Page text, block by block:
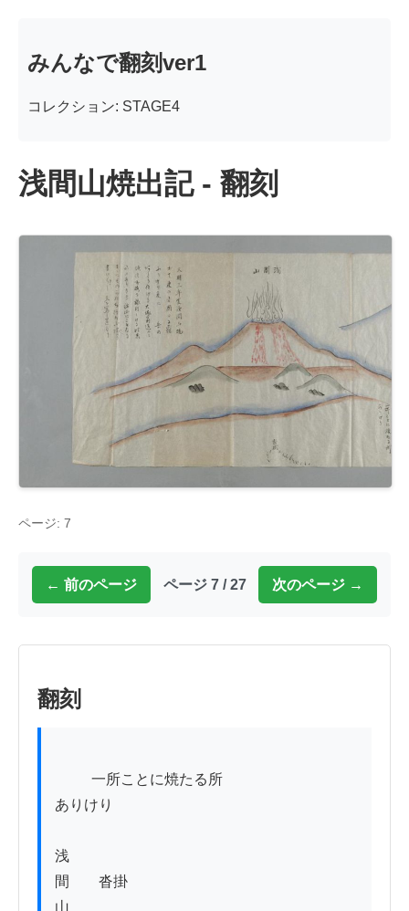
みんなで翻刻ver1
コレクション: STAGE4
浅間山焼出記 - 翻刻
ページ: 7
← 前のページ ページ 7 / 27 次のページ →
翻刻
ありけり
浅
間　　沓掛
山